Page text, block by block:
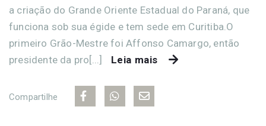
a criação do Grande Oriente Estadual do Paraná, que
funciona sob sua égide e tem sede em Curitiba.O
primeiro Grão-Mestre foi Affonso Camargo, então
presidente da pro[...]
Leia mais
Compartilhe